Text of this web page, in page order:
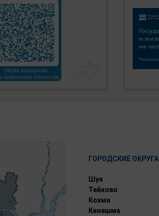
ГОРОДСКИЕ ОКРУГА
Шуя
Тейково
Кохма
Кинешма